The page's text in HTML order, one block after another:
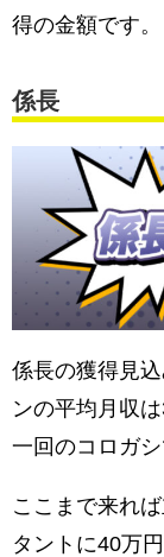
得の金額です。
係長
係長の獲得見
ンの平均月収
一回のコロガ
ここまで来れ
タントに40万